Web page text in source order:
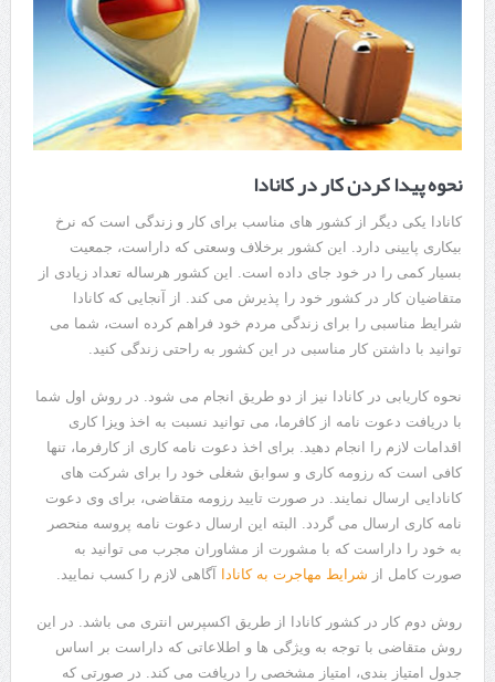
نحوه پیدا کردن کار در کانادا
کانادا یکی دیگر از کشور های مناسب برای کار و زندگی است که نرخ
بیکاری پایینی دارد. این کشور برخلاف وسعتی که داراست، جمعیت
بسیار کمی را در خود جای داده است. این کشور هرساله تعداد زیادی از
متقاضیان کار در کشور خود را پذیرش می کند. از آنجایی که کانادا
شرایط مناسبی را برای زندگی مردم خود فراهم کرده است، شما می
توانید با داشتن کار مناسبی در این کشور به راحتی زندگی کنید.
نحوه کاریابی در کانادا نیز از دو طریق انجام می شود. در روش اول شما
با دریافت دعوت نامه از کافرما، می توانید نسبت به اخذ ویزا کاری
اقدامات لازم را انجام دهید. برای اخذ دعوت نامه کاری از کارفرما، تنها
کافی است که رزومه کاری و سوابق شغلی خود را برای شرکت های
کانادایی ارسال نمایند. در صورت تایید رزومه متقاضی، برای وی دعوت
نامه کاری ارسال می گردد. البته این ارسال دعوت نامه پروسه منحصر
به خود را داراست که با مشورت از مشاوران مجرب می توانید به
صورت کامل از شرایط مهاجرت به کانادا آگاهی لازم را کسب نمایید.
روش دوم کار در کشور کانادا از طریق اکسپرس انتری می باشد. در این
روش متقاضی با توجه به ویژگی ها و اطلاعاتی که داراست بر اساس
جدول امتیاز بندی، امتیاز مشخصی را دریافت می کند. در صورتی که